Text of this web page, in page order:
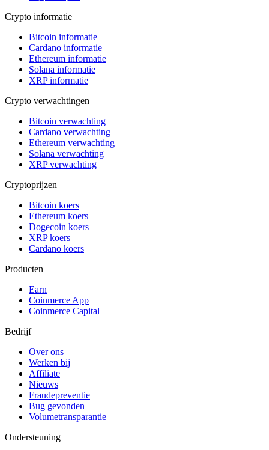
Crypto informatie
Bitcoin informatie
Cardano informatie
Ethereum informatie
Solana informatie
XRP informatie
Crypto verwachtingen
Bitcoin verwachting
Cardano verwachting
Ethereum verwachting
Solana verwachting
XRP verwachting
Cryptoprijzen
Bitcoin koers
Ethereum koers
Dogecoin koers
XRP koers
Cardano koers
Producten
Earn
Coinmerce App
Coinmerce Capital
Bedrijf
Over ons
Werken bij
Affiliate
Nieuws
Fraudepreventie
Bug gevonden
Volumetransparantie
Ondersteuning